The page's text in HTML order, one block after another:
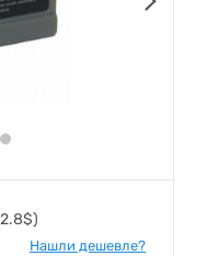
Нашли дешевле?